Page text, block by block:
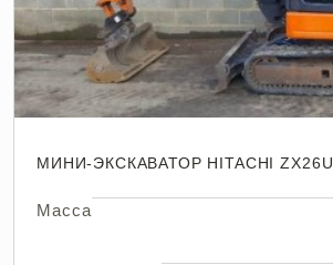
МИНИ-ЭКСКАВАТОР HITACHI ZX26U
Масса